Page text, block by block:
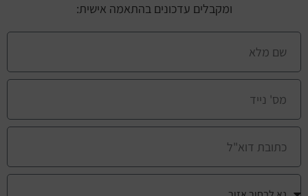
ומקבלים עדכונים בהתאמה אישית: